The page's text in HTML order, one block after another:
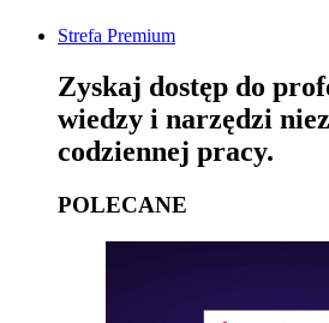
Strefa Premium
Zyskaj dostęp do
wiedzy i narzędzi
codziennej pracy.
POLECANE